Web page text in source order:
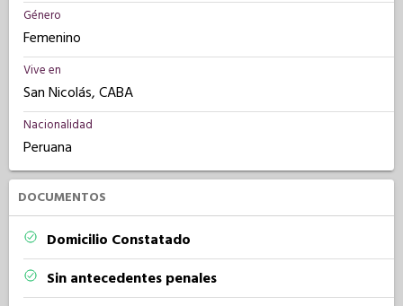
Género
Femenino
Vive en
San Nicolás, CABA
Nacionalidad
Peruana
DOCUMENTOS
Domicilio Constatado
Sin antecedentes penales